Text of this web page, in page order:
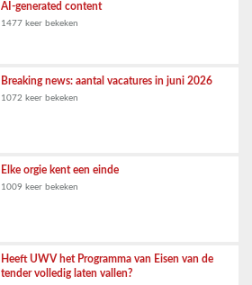
AI-generated content
1477 keer bekeken
Breaking news: aantal vacatures in juni 2026
1072 keer bekeken
Elke orgie kent een einde
1009 keer bekeken
Heeft UWV het Programma van Eisen van de
tender volledig laten vallen?